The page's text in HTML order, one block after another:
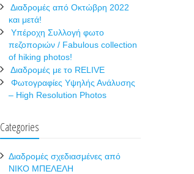
Διαδρομές από Οκτώβρη 2022
και μετά!
Υπέροχη Συλλογή φωτο
πεζοποριών / Fabulous collection
of hiking photos!
Διαδρομές με το RELIVE
Φωτογραφίες Υψηλής Ανάλυσης
– High Resolution Photos
Categories
Διαδρομές σχεδιασμένες από
ΝΙΚΟ ΜΠΕΛΕΛΗ